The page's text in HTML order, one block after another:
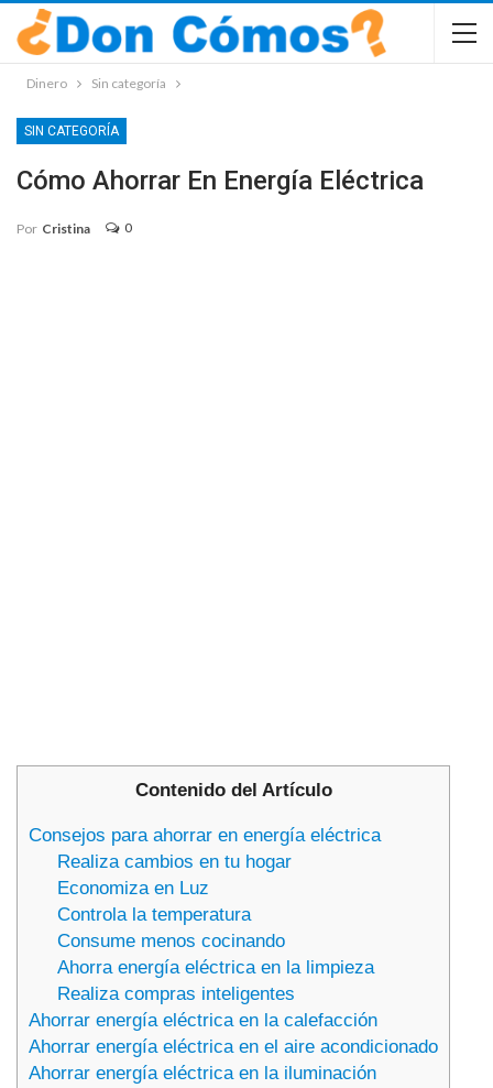
Dinero Sin categoría
SIN CATEGORÍA
Cómo Ahorrar En Energía Eléctrica
Por Cristina 0
Contenido del Artículo
Consejos para ahorrar en energía eléctrica
Realiza cambios en tu hogar
Economiza en Luz
Controla la temperatura
Consume menos cocinando
Ahorra energía eléctrica en la limpieza
Realiza compras inteligentes
Ahorrar energía eléctrica en la calefacción
Ahorrar energía eléctrica en el aire acondicionado
Ahorrar energía eléctrica en la iluminación